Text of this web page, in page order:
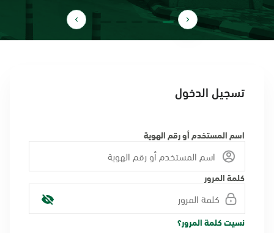
تسجيل الدخول
اسم المستخدم أو رقم الهوية
كلمة المرور
نسيت كلمة المرور؟